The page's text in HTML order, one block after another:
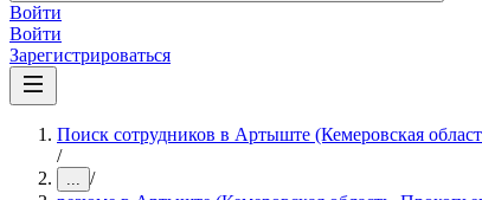
Войти
Войти
Зарегистрироваться
Поиск сотрудников в Артыште (Кемеровская
/
... /